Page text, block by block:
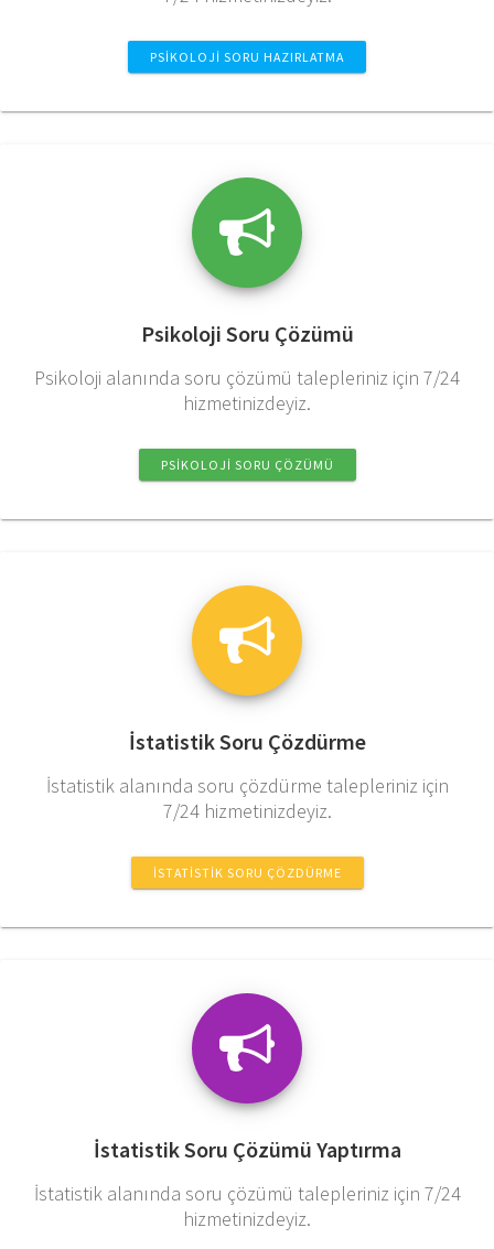
PSIKOLOJI SORU HAZIRLATMA
Psikoloji Soru Çözümü
Psikoloji alanında soru çözümü talepleriniz için 7/24
hizmetinizdeyiz.
PSIKOLOJI SORU ÇÖZÜMÜ
İstatistik Soru Çözdürme
İstatistik alanında soru çözdürme talepleriniz için
7/24 hizmetinizdeyiz.
İSTATISTIK SORU ÇÖZDÜRME
İstatistik Soru Çözümü Yaptırma
İstatistik alanında soru çözümü talepleriniz için 7/24
hizmetinizdeyiz.